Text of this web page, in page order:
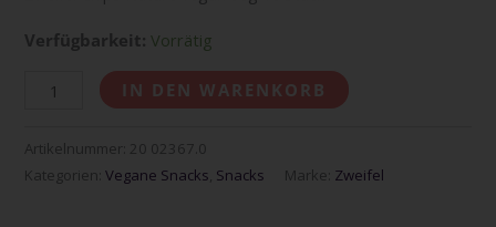
Verfügbarkeit: Vorrätig
IN DEN WARENKORB
Artikelnummer:
20 02367.0
Kategorien:Vegane Snacks Snacks Marke: Zweifel